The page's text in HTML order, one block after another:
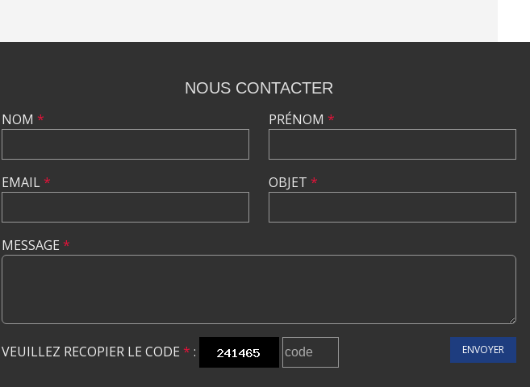
NOUS CONTACTER
NOM *
EMAIL*
PRÉNOM *
OBJET *
MESSAGE *
VEUILLEZ RECOPIER LE CODE * : ENVOYER